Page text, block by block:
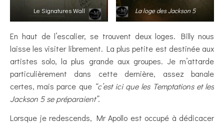
Le Signatures Wall La loge des Jackson 5
En haut de l’escalier, se trouvent deux loges. Billy nous
laisse les visiter librement. La plus petite est destinée aux
artistes solo, la plus grande aux groupes. Je m’attarde
particulièrement dans cette dernière, assez banale
certes, mais parce que “c’est ici que les Temptations et les
Jackson 5 se préparaient”.
Lorsque je redescends, Mr Apollo est occupé à dédicacer